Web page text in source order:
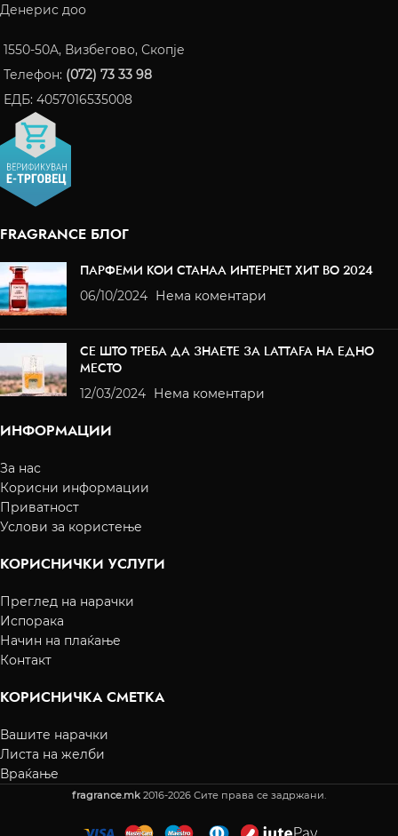
Денерис доо
1550-50A, Визбегово, Скопје
Телефон: (072) 73 33 98
ЕДБ: 4057016535008
FRAGRANCE БЛОГ
ПАРФЕМИ КОИ СТАНАА ИНТЕРНЕТ ХИТ ВО 2024
06/10/2024 Нема коментари
СЕ ШТО ТРЕБА ДА ЗНАЕТЕ ЗА LATTAFA НА ЕДНО
МЕСТО
12/03/2024 Нема коментари
ИНФОРМАЦИИ
За нас
Корисни информации
Приватност
Услови за користење
КОРИСНИЧКИ УСЛУГИ
Преглед на нарачки
Испорака
Начин на плаќање
Контакт
КОРИСНИЧКА СМЕТКА
Вашите нарачки
Листа на желби
Враќање
fragrance.mk 2016-2026 Сите права се задржани.